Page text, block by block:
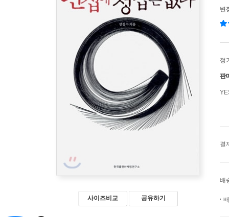
사이즈비교 공유하기
변
정
판
결
배